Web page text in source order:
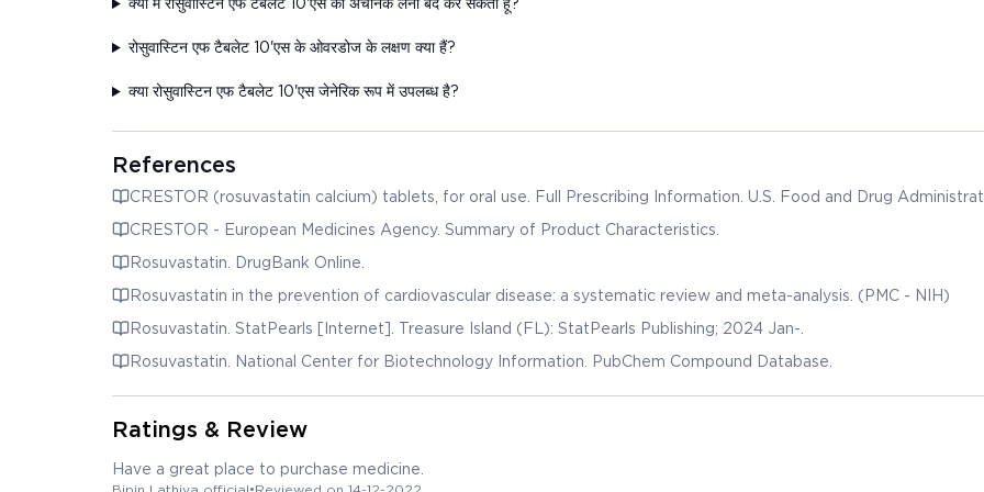
क्या मैं रोसुवास्टिन एफ टैबलेट 10'एस को अचानक लेना बंद कर सकता हूं?
रोसुवास्टिन एफ टैबलेट 10'एस के ओवरडोज के लक्षण क्या हैं?
क्या रोसुवास्टिन एफ टैबलेट 10'एस जेनेरिक रूप में उपलब्ध है?
References
CRESTOR (rosuvastatin calcium) tablets, for oral use. Full Prescribing Information. U.S. Food and Drug
CRESTOR - European Medicines Agency. Summary of Product Characteristics.
Rosuvastatin. DrugBank Online.
Rosuvastatin in the prevention of cardiovascular disease: a systematic review and meta-analysis. (PMC - NIH)
Rosuvastatin. StatPearls [Internet]. Treasure Island (FL): StatPearls Publishing; 2024 Jan-.
Rosuvastatin. National Center for Biotechnology Information. PubChem Compound Database.
Ratings & Review
Have a great place to purchase medicine.